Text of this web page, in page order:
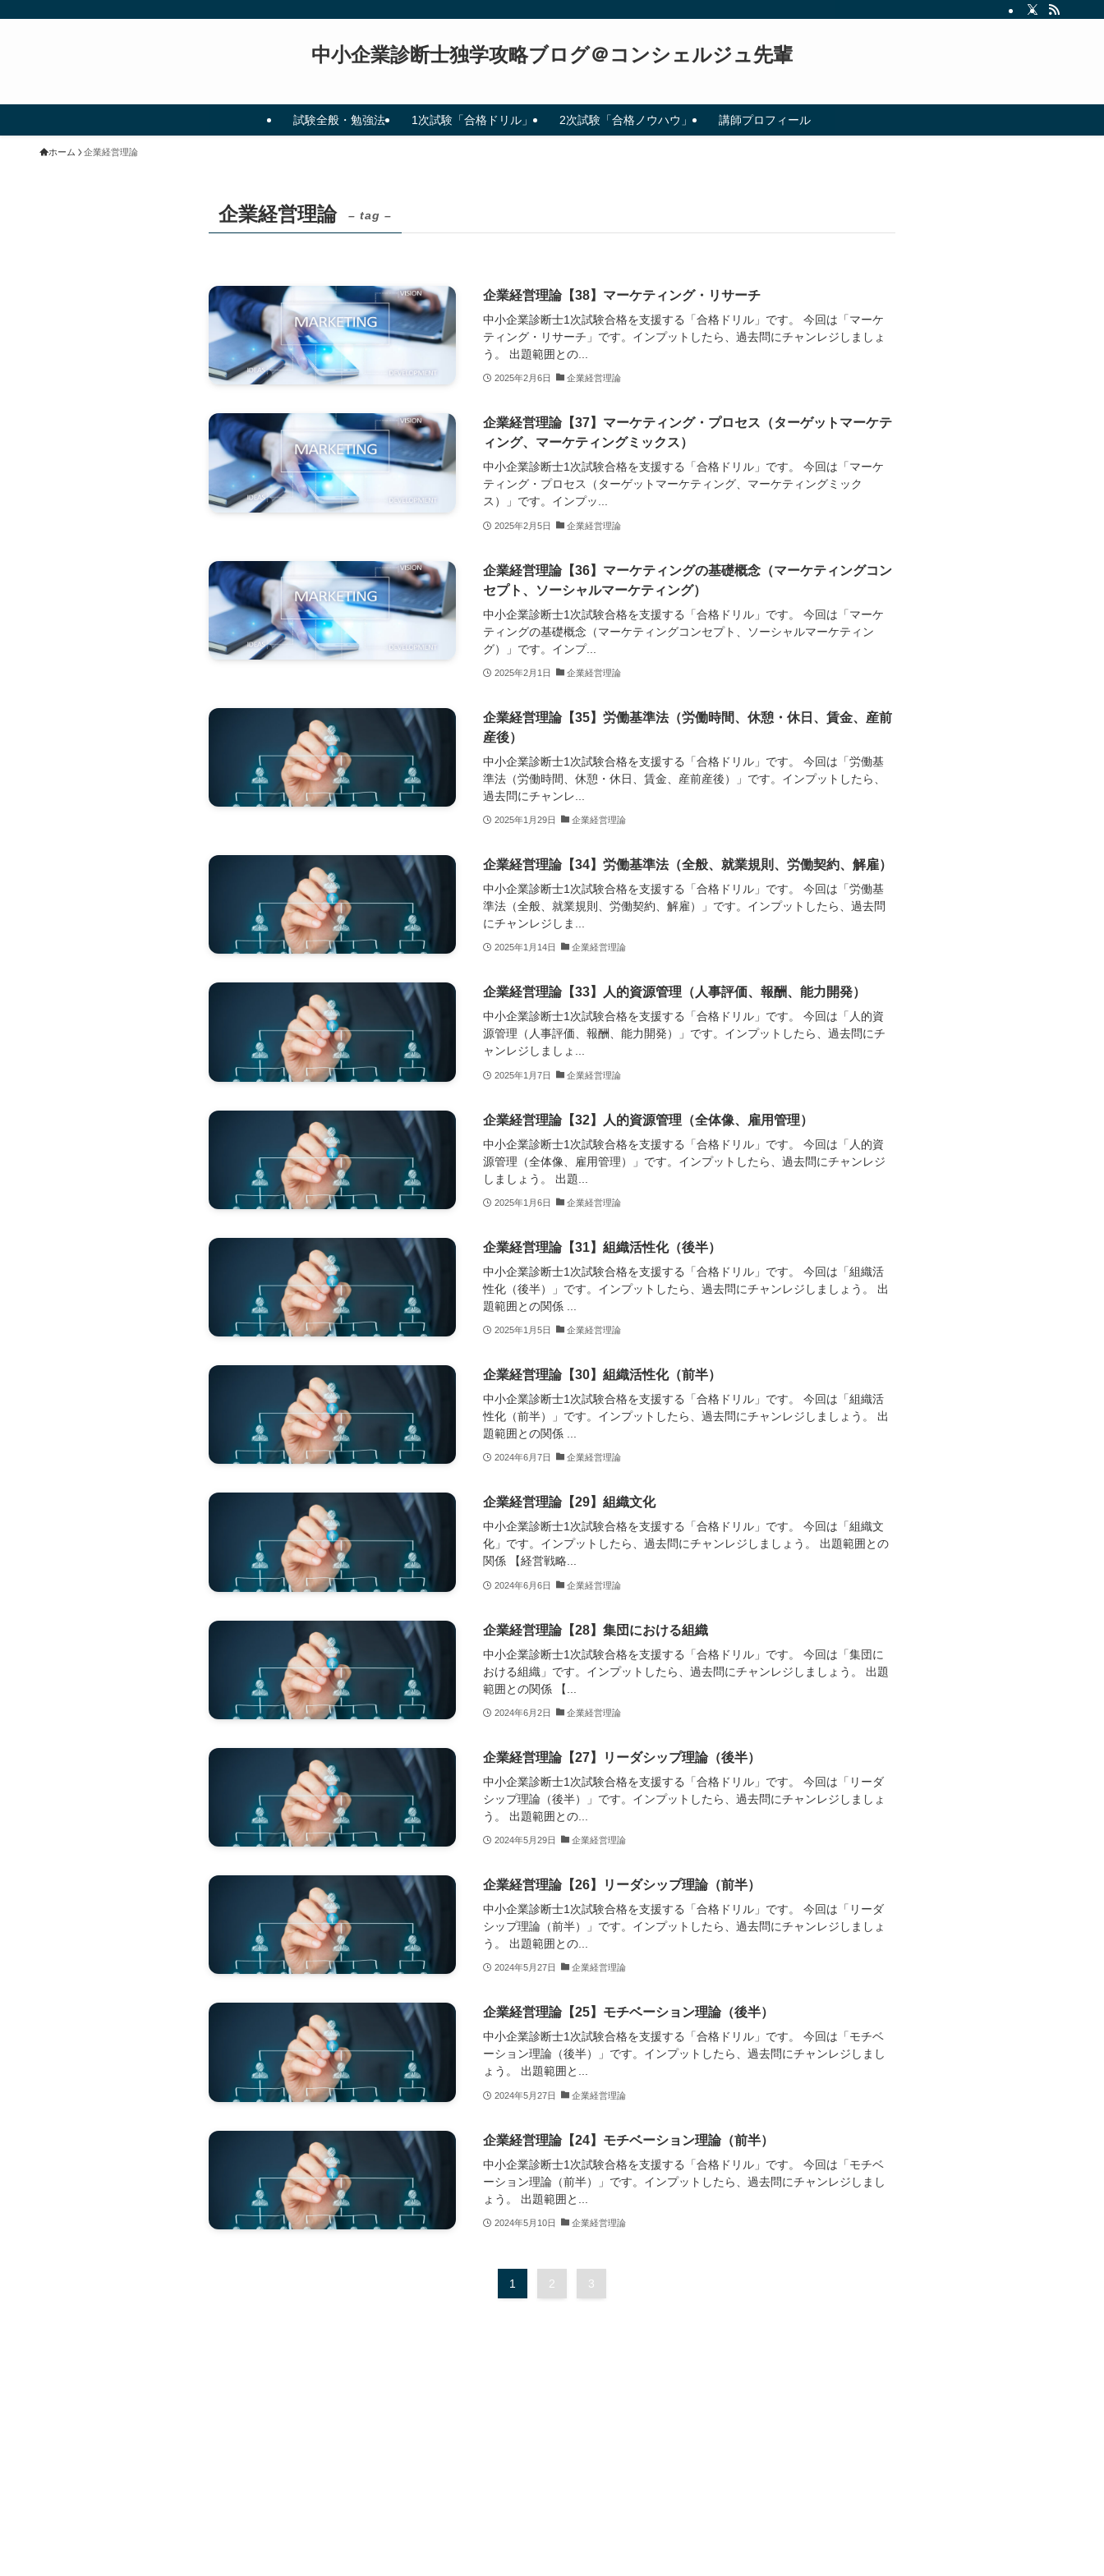
中小企業診断士独学攻略ブログ＠コンシェルジュ先輩
試験全般・勉強法 1次試験「合格ドリル」 2次試験「合格ノウハウ」 講師プロフィール
ホーム 企業経営理論
企業経営理論 – tag –
企業経営理論【38】マーケティング・リサーチ
中小企業診断士1次試験合格を支援する「合格ドリル」です。 今回は「マーケ
ティング・リサーチ」です。インプットしたら、過去問にチャンレジしましょ
う。 出題範囲との...
2025年2月6日 企業経営理論
企業経営理論【37】マーケティング・プロセス（ターゲットマーケテ
ィング、マーケティングミックス）
中小企業診断士1次試験合格を支援する「合格ドリル」です。 今回は「マーケ
ティング・プロセス（ターゲットマーケティング、マーケティングミック
ス）」です。インプッ...
2025年2月5日 企業経営理論
企業経営理論【36】マーケティングの基礎概念（マーケティングコン
セプト、ソーシャルマーケティング）
中小企業診断士1次試験合格を支援する「合格ドリル」です。 今回は「マーケ
ティングの基礎概念（マーケティングコンセプト、ソーシャルマーケティン
グ）」です。インプ...
2025年2月1日 企業経営理論
企業経営理論【35】労働基準法（労働時間、休憩・休日、賃金、産前
産後）
中小企業診断士1次試験合格を支援する「合格ドリル」です。 今回は「労働基
準法（労働時間、休憩・休日、賃金、産前産後）」です。インプットしたら、
過去問にチャンレ...
2025年1月29日 企業経営理論
企業経営理論【34】労働基準法（全般、就業規則、労働契約、解雇）
中小企業診断士1次試験合格を支援する「合格ドリル」です。 今回は「労働基
準法（全般、就業規則、労働契約、解雇）」です。インプットしたら、過去問
にチャンレジしま...
2025年1月14日 企業経営理論
企業経営理論【33】人的資源管理（人事評価、報酬、能力開発）
中小企業診断士1次試験合格を支援する「合格ドリル」です。 今回は「人的資
源管理（人事評価、報酬、能力開発）」です。インプットしたら、過去問にチ
ャンレジしましょ...
2025年1月7日 企業経営理論
企業経営理論【32】人的資源管理（全体像、雇用管理）
中小企業診断士1次試験合格を支援する「合格ドリル」です。 今回は「人的資
源管理（全体像、雇用管理）」です。インプットしたら、過去問にチャンレジ
しましょう。 出題...
2025年1月6日 企業経営理論
企業経営理論【31】組織活性化（後半）
中小企業診断士1次試験合格を支援する「合格ドリル」です。 今回は「組織活
性化（後半）」です。インプットしたら、過去問にチャンレジしましょう。 出
題範囲との関係 ...
2025年1月5日 企業経営理論
企業経営理論【30】組織活性化（前半）
中小企業診断士1次試験合格を支援する「合格ドリル」です。 今回は「組織活
性化（前半）」です。インプットしたら、過去問にチャンレジしましょう。 出
題範囲との関係 ...
2024年6月7日 企業経営理論
企業経営理論【29】組織文化
中小企業診断士1次試験合格を支援する「合格ドリル」です。 今回は「組織文
化」です。インプットしたら、過去問にチャンレジしましょう。 出題範囲との
関係 【経営戦略...
2024年6月6日 企業経営理論
企業経営理論【28】集団における組織
中小企業診断士1次試験合格を支援する「合格ドリル」です。 今回は「集団に
おける組織」です。インプットしたら、過去問にチャンレジしましょう。 出題
範囲との関係 【...
2024年6月2日 企業経営理論
企業経営理論【27】リーダシップ理論（後半）
中小企業診断士1次試験合格を支援する「合格ドリル」です。 今回は「リーダ
シップ理論（後半）」です。インプットしたら、過去問にチャンレジしましょ
う。 出題範囲との...
2024年5月29日 企業経営理論
企業経営理論【26】リーダシップ理論（前半）
中小企業診断士1次試験合格を支援する「合格ドリル」です。 今回は「リーダ
シップ理論（前半）」です。インプットしたら、過去問にチャンレジしましょ
う。 出題範囲との...
2024年5月27日 企業経営理論
企業経営理論【25】モチベーション理論（後半）
中小企業診断士1次試験合格を支援する「合格ドリル」です。 今回は「モチベ
ーション理論（後半）」です。インプットしたら、過去問にチャンレジしまし
ょう。 出題範囲と...
2024年5月27日 企業経営理論
企業経営理論【24】モチベーション理論（前半）
中小企業診断士1次試験合格を支援する「合格ドリル」です。 今回は「モチベ
ーション理論（前半）」です。インプットしたら、過去問にチャンレジしまし
ょう。 出題範囲と...
2024年5月10日 企業経営理論
1 2 3